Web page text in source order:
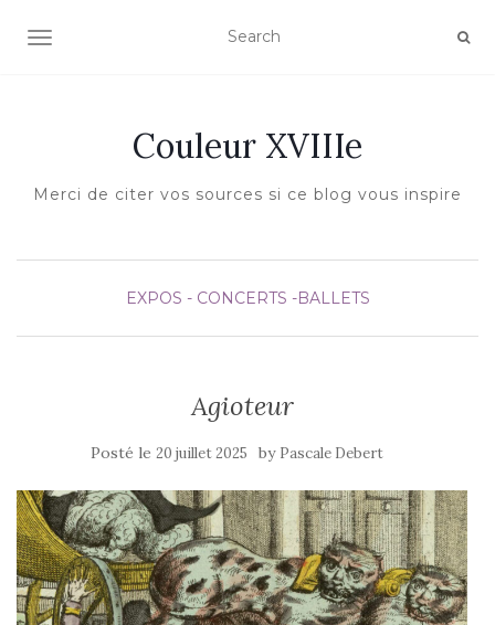
AFFICHER/MASQUER LA NAVIGATION
Couleur XVIIIe
Merci de citer vos sources si ce blog vous inspire
EXPOS - CONCERTS -BALLETS
Agioteur
Posté le 20 juillet 2025 by Pascale Debert